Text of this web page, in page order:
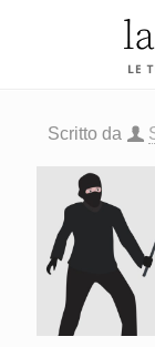
Scritto da